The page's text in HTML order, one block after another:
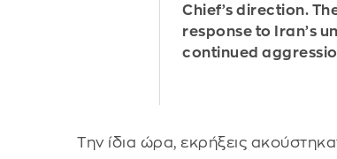
Chief’s direction.
response to Iran’s
continued
Την ίδια ώρα, εκρήξεις